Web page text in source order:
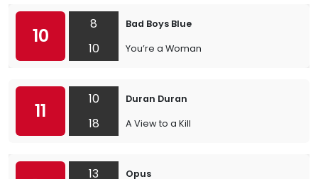
10
8
10
Bad Boys Blue
You’re a Woman
11
10
18
Duran Duran
A View to a Kill
13
Opus